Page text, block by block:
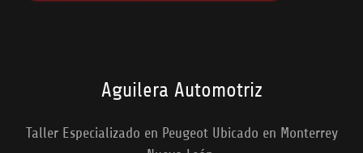
Aguilera Automotriz
Taller Especializado en Peugeot Ubicado en Monterrey